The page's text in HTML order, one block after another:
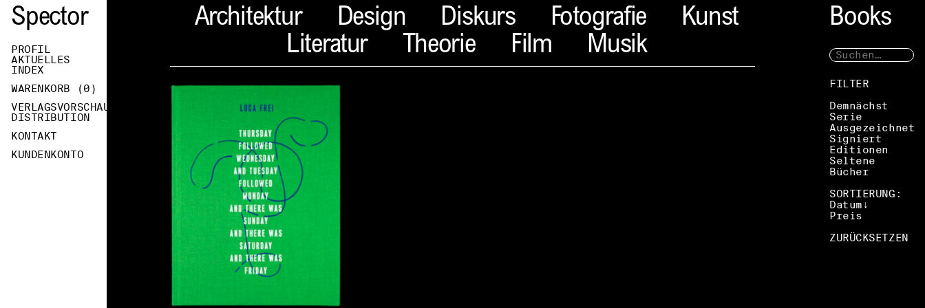
Spector
PROFIL
AKTUELLES
INDEX
WARENKORB (0 )
VERLAGSVORSCHAU
DISTRIBUTION
KONTAKT
KUNDENKONTO
Books
FILTER
Demnächst
Serie
Ausgezeichnet
Signiert
Editionen
Seltene
Bücher
SORTIERUNG:
Datum
Preis
ZURÜCKSETZEN
Architektur Design Diskurs Fotografie
Kunst
Literatur
Theorie Film Musik